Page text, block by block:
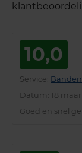
10,0
Service
Datum : 18
Goed en snel